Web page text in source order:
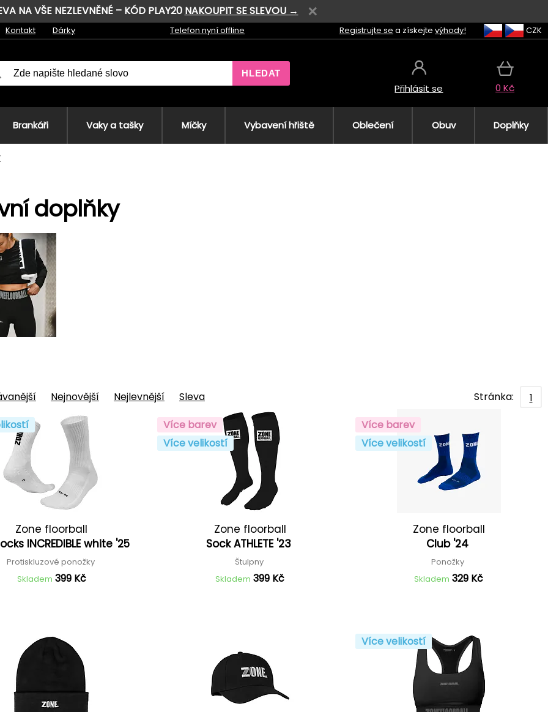
NA VŠE NEZLEVNĚNÉ – KÓD PLAY20 NAKOUPIT SE SLEVOU →
Kontakt Dárky Telefon nyní offline Registrujte se a získejte výhody! CZK
HLEDAT
Přihlásit se 0 Kč
Brankáři Vaky a tašky Míčky Vybavení hřiště Oblečení Obuv Doplňky
doplňky
Nejnovější Nejlevnější Sleva Stránka:
1
Zone floorball
INCREDIBLE white '25
Protiskluzové ponožky
Skladem 399 Kč
Více barev
Více velikostí
Zone floorball
Sock ATHLETE '23
Štulpny
Skladem 399 Kč
Více barev
Více velikostí
Zone floorball
Club '24
Ponožky
Skladem 329 Kč
Více velikostí